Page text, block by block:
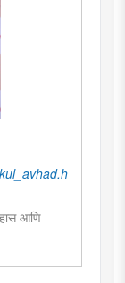
आणि
आवड.